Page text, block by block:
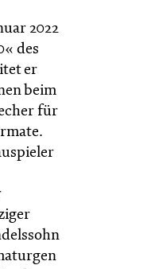
2022
des
er
beim
für